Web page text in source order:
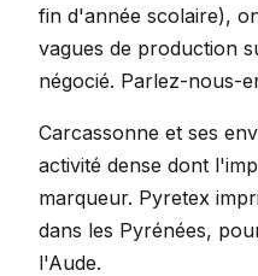
fin d'année scolaire),
vagues de production
négocié. Parlez-nous-
Carcassonne et ses
activité dense dont
marqueur. Pyretex
dans les Pyrénées,
l'Aude.